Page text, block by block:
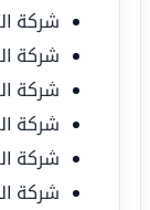
شركة
شركة
شركة
شركة
شركة
شركة